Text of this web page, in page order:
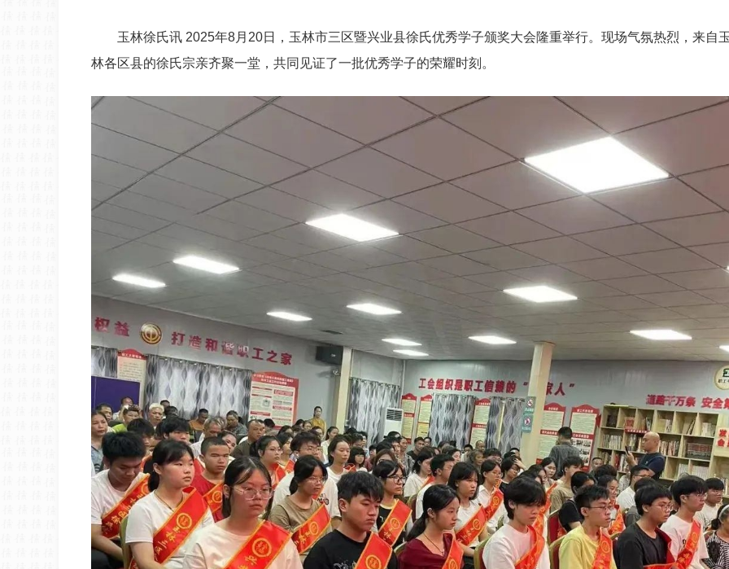
玉林徐氏讯 2025年8月20日，玉林市三区暨兴业县徐氏优秀学子颁奖大会隆重举行。现场气氛热烈，来自
林各区县的徐氏宗亲齐聚一堂，共同见证了一批优秀学子的荣耀时刻。